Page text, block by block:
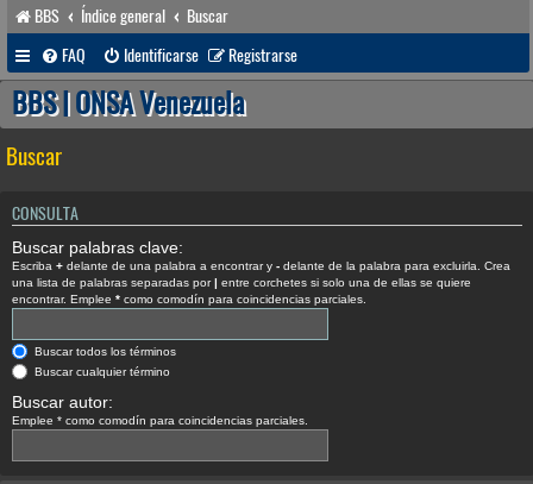
BBS Índice general
Buscar
FAQ
Identificarse Registrarse
BBS | ONSA Venezuela
Buscar
CONSULTA
Buscar palabras clave:
Escriba + delante de una palabra a encontrar y - delante de la palabra para excluirla. Crea
una lista de palabras separadas por| entre corchetes si solo una de ellas se quiere
encontrar. Emplee * como comodín para coincidencias parciales.
Buscar todos los términos
Buscar cualquier término
Buscar autor:
Emplee * como comodín para coincidencias parciales.